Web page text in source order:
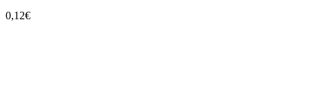
0,12€